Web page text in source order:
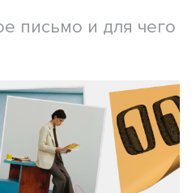
письмо и для чего